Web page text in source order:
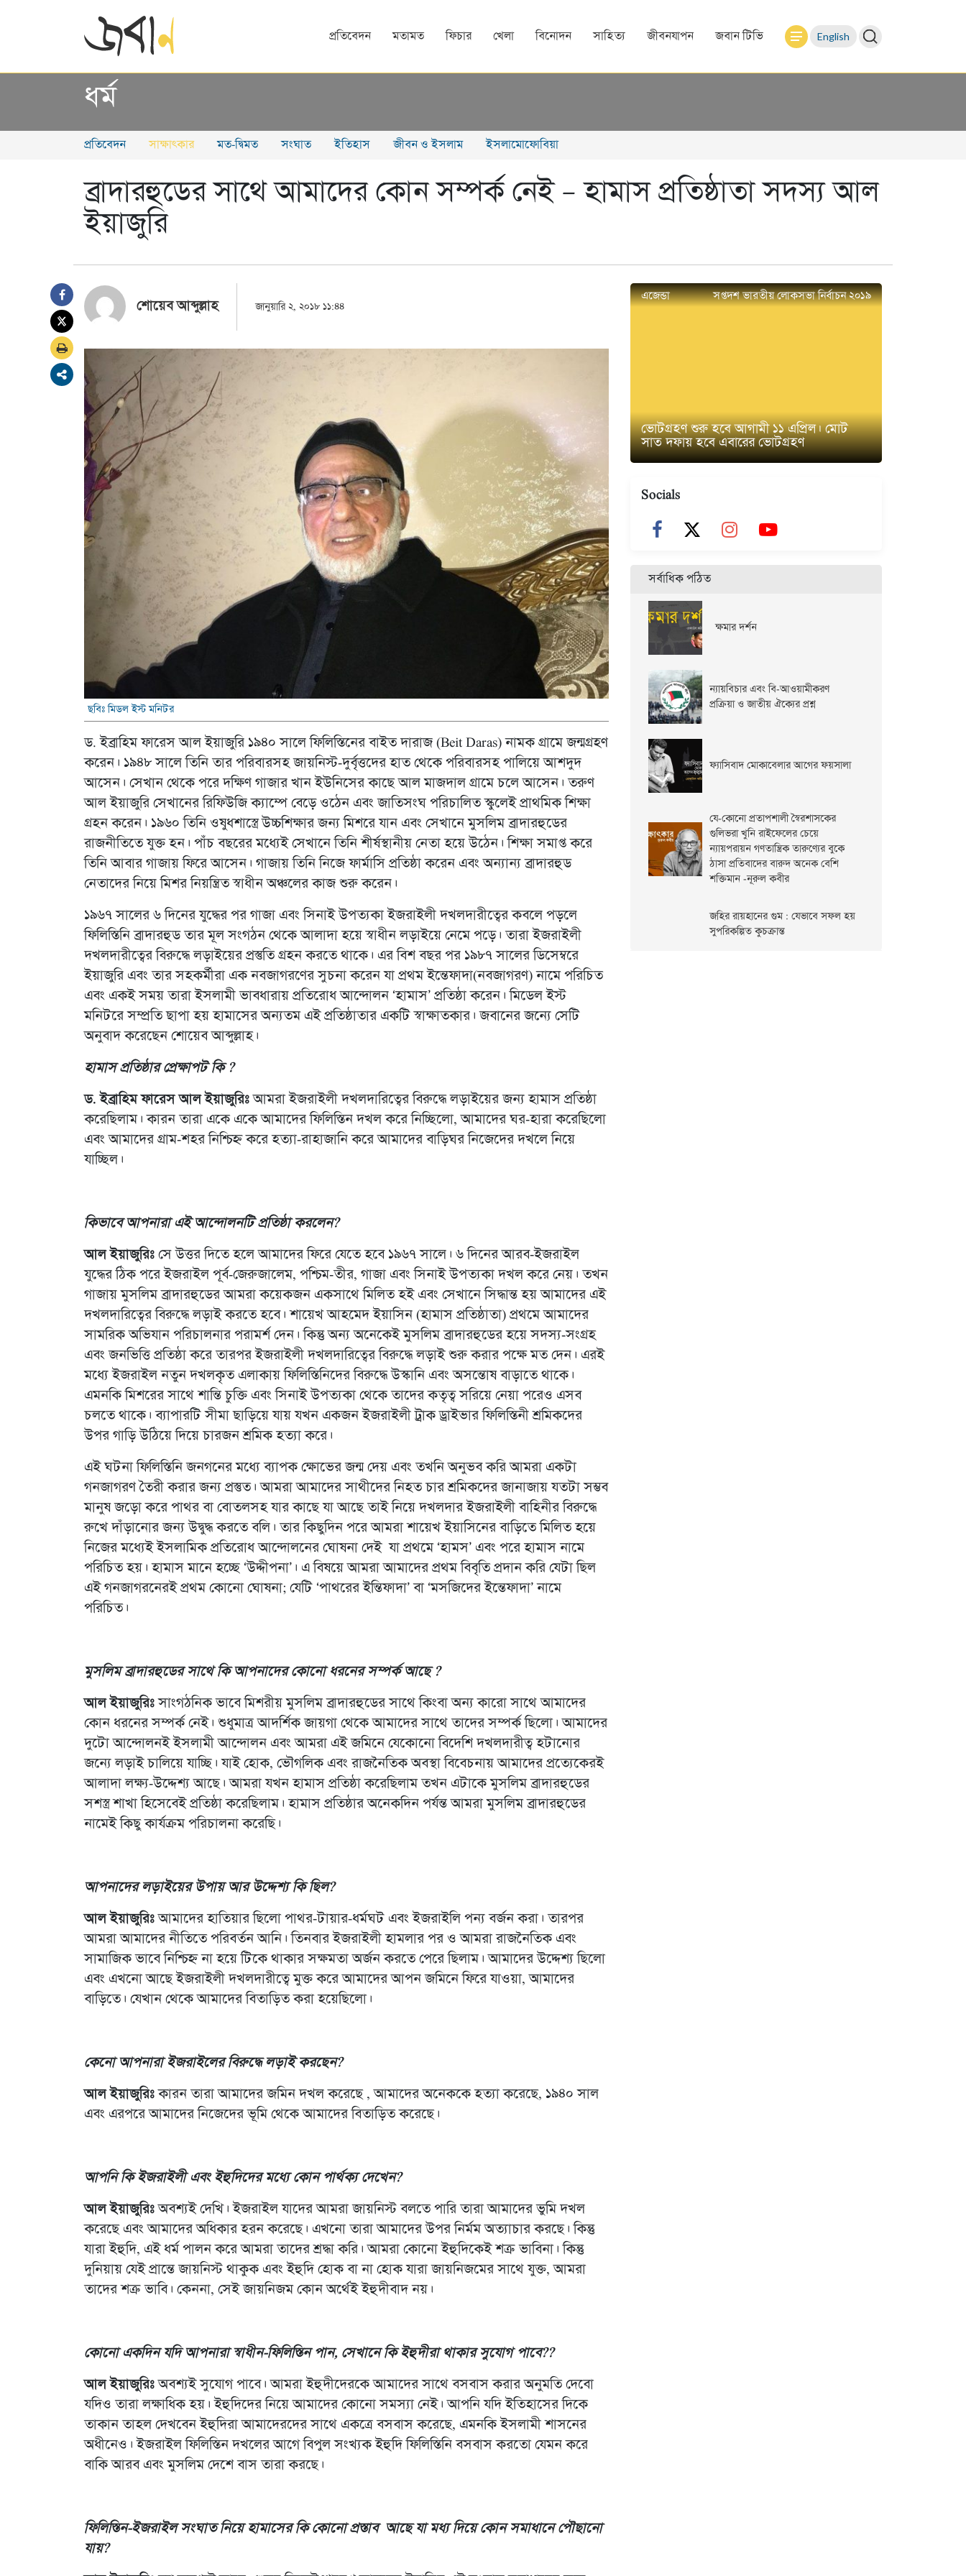
প্রতিবেদন মতামত ফিচার খেলা বিনোদন সাহিত্য জীবনযাপন জবান টিভি English
ধর্ম
প্রতিবেদন সাক্ষাৎকার মত-দ্বিমত সংঘাত ইতিহাস জীবন ও ইসলাম ইসলামোফোবিয়া
ব্রাদারহুডের সাথে আমাদের কোন সম্পর্ক নেই – হামাস প্রতিষ্ঠাতা সদস্য আল
ইয়াজুরি
শোয়েব আব্দুল্লাহ জানুয়ারি ২, ২০১৮ ১১:৪৪
ছবিঃ মিডল ইস্ট মনিটর
ড. ইব্রাহিম ফারেস আল ইয়াজুরি ১৯৪০ সালে ফিলিস্তিনের বাইত দারাজ (Beit Daras) নামক গ্রামে জন্মগ্রহণ
করেন। ১৯৪৮ সালে তিনি তার পরিবারসহ জায়নিস্ট-দুর্বৃত্তদের হাত থেকে পরিবারসহ পালিয়ে আশদুদ
আসেন। সেখান থেকে পরে দক্ষিণ গাজার খান ইউনিসের কাছে আল মাজদাল গ্রামে চলে আসেন। তরুণ
আল ইয়াজুরি সেখানের রিফিউজি ক্যাম্পে বেড়ে ওঠেন এবং জাতিসংঘ পরিচালিত স্কুলেই প্রাথমিক শিক্ষা
গ্রহন করেন। ১৯৬০ তিনি ওষুধশাস্ত্রে উচ্চশিক্ষার জন্য মিশরে যান এবং সেখানে মুসলিম ব্রাদারহুডের
রাজনীতিতে যুক্ত হন। পাঁচ বছরের মধ্যেই সেখানে তিনি শীর্ষস্থানীয় নেতা হয়ে উঠেন। শিক্ষা সমাপ্ত করে
তিনি আবার গাজায় ফিরে আসেন। গাজায় তিনি নিজে ফার্মাসি প্রতিষ্ঠা করেন এবং অন্যান্য ব্রাদারহুড
নেতাদের নিয়ে মিশর নিয়ন্ত্রিত স্বাধীন অঞ্চলের কাজ শুরু করেন।
১৯৬৭ সালের ৬ দিনের যুদ্ধের পর গাজা এবং সিনাই উপত্যকা ইজরাইলী দখলদারীত্বের কবলে পড়লে
ফিলিস্তিনি ব্রাদারহুড তার মূল সংগঠন থেকে আলাদা হয়ে স্বাধীন লড়াইয়ে নেমে পড়ে। তারা ইজরাইলী
দখলদারীত্বের বিরুদ্ধে লড়াইয়ের প্রস্তুতি গ্রহন করতে থাকে। এর বিশ বছর পর ১৯৮৭ সালের ডিসেম্বরে
ইয়াজুরি এবং তার সহকর্মীরা এক নবজাগরণের সুচনা করেন যা প্রথম ইন্তেফাদা(নবজাগরণ) নামে পরিচিত
এবং একই সময় তারা ইসলামী ভাবধারায় প্রতিরোধ আন্দোলন ‘হামাস’ প্রতিষ্ঠা করেন। মিডেল ইস্ট
মনিটরে সম্প্রতি ছাপা হয় হামাসের অন্যতম এই প্রতিষ্ঠাতার একটি স্বাক্ষাতকার। জবানের জন্যে সেটি
অনুবাদ করেছেন শোয়েব আব্দুল্লাহ।
হামাস প্রতিষ্ঠার প্রেক্ষাপট কি ?
ড. ইব্রাহিম ফারেস আল ইয়াজুরিঃ আমরা ইজরাইলী দখলদারিত্বের বিরুদ্ধে লড়াইয়ের জন্য হামাস প্রতিষ্ঠা
করেছিলাম। কারন তারা একে একে আমাদের ফিলিস্তিন দখল করে নিচ্ছিলো, আমাদের ঘর-হারা করেছিলো
এবং আমাদের গ্রাম-শহর নিশ্চিহ্ন করে হত্যা-রাহাজানি করে আমাদের বাড়িঘর নিজেদের দখলে নিয়ে
যাচ্ছিল।
কিভাবে আপনারা এই আন্দোলনটি প্রতিষ্ঠা করলেন?
আল ইয়াজুরিঃ সে উত্তর দিতে হলে আমাদের ফিরে যেতে হবে ১৯৬৭ সালে। ৬ দিনের আরব-ইজরাইল
যুদ্ধের ঠিক পরে ইজরাইল পূর্ব-জেরুজালেম, পশ্চিম-তীর, গাজা এবং সিনাই উপত্যকা দখল করে নেয়। তখন
গাজায় মুসলিম ব্রাদারহুডের আমরা কয়েকজন একসাথে মিলিত হই এবং সেখানে সিদ্ধান্ত হয় আমাদের এই
দখলদারিত্বের বিরুদ্ধে লড়াই করতে হবে। শায়েখ আহমেদ ইয়াসিন (হামাস প্রতিষ্ঠাতা) প্রথমে আমাদের
সামরিক অভিযান পরিচালনার পরামর্শ দেন। কিন্তু অন্য অনেকেই মুসলিম ব্রাদারহুডের হয়ে সদস্য-সংগ্রহ
এবং জনভিত্তি প্রতিষ্ঠা করে তারপর ইজরাইলী দখলদারিত্বের বিরুদ্ধে লড়াই শুরু করার পক্ষে মত দেন। এরই
মধ্যে ইজরাইল নতুন দখলকৃত এলাকায় ফিলিস্তিনিদের বিরুদ্ধে উস্কানি এবং অসন্তোষ বাড়াতে থাকে।
এমনকি মিশরের সাথে শান্তি চুক্তি এবং সিনাই উপত্যকা থেকে তাদের কতৃত্ব সরিয়ে নেয়া পরেও এসব
চলতে থাকে। ব্যাপারটি সীমা ছাড়িয়ে যায় যখন একজন ইজরাইলী ট্রাক ড্রাইভার ফিলিস্তিনী শ্রমিকদের
উপর গাড়ি উঠিয়ে দিয়ে চারজন শ্রমিক হত্যা করে।
এই ঘটনা ফিলিস্তিনি জনগনের মধ্যে ব্যাপক ক্ষোভের জন্ম দেয় এবং তখনি অনুভব করি আমরা একটা
গনজাগরণ তৈরী করার জন্য প্রস্তুত। আমরা আমাদের সাথীদের নিহত চার শ্রমিকদের জানাজায় যতটা সম্ভব
মানুষ জড়ো করে পাথর বা বোতলসহ যার কাছে যা আছে তাই নিয়ে দখলদার ইজরাইলী বাহিনীর বিরুদ্ধে
রুখে দাঁড়ানোর জন্য উদ্বুদ্ধ করতে বলি। তার কিছুদিন পরে আমরা শায়েখ ইয়াসিনের বাড়িতে মিলিত হয়ে
নিজের মধ্যেই ইসলামিক প্রতিরোধ আন্দোলনের ঘোষনা দেই যা প্রথমে ‘হামস’ এবং পরে হামাস নামে
পরিচিত হয়। হামাস মানে হচ্ছে ‘উদ্দীপনা’। এ বিষয়ে আমরা আমাদের প্রথম বিবৃতি প্রদান করি যেটা ছিল
এই গনজাগরনেরই প্রথম কোনো ঘোষনা; যেটি ‘পাথরের ইন্তিফাদা’ বা ‘মসজিদের ইন্তেফাদা’ নামে
পরিচিত।
মুসলিম ব্রাদারহুডের সাথে কি আপনাদের কোনো ধরনের সম্পর্ক আছে ?
আল ইয়াজুরিঃ সাংগঠনিক ভাবে মিশরীয় মুসলিম ব্রাদারহুডের সাথে কিংবা অন্য কারো সাথে আমাদের
কোন ধরনের সম্পর্ক নেই। শুধুমাত্র আদর্শিক জায়গা থেকে আমাদের সাথে তাদের সম্পর্ক ছিলো। আমাদের
দুটো আন্দোলনই ইসলামী আন্দোলন এবং আমরা এই জমিনে যেকোনো বিদেশি দখলদারীত্ব হটানোর
জন্যে লড়াই চালিয়ে যাচ্ছি। যাই হোক, ভৌগলিক এবং রাজনৈতিক অবস্থা বিবেচনায় আমাদের প্রত্যেকেরই
আলাদা লক্ষ্য-উদ্দেশ্য আছে। আমরা যখন হামাস প্রতিষ্ঠা করেছিলাম তখন এটাকে মুসলিম ব্রাদারহুডের
সশস্ত্র শাখা হিসেবেই প্রতিষ্ঠা করেছিলাম। হামাস প্রতিষ্ঠার অনেকদিন পর্যন্ত আমরা মুসলিম ব্রাদারহুডের
নামেই কিছু কার্যক্রম পরিচালনা করেছি।
আপনাদের লড়াইয়ের উপায় আর উদ্দেশ্য কি ছিল?
আল ইয়াজুরিঃ আমাদের হাতিয়ার ছিলো পাথর-টায়ার-ধর্মঘট এবং ইজরাইলি পন্য বর্জন করা। তারপর
আমরা আমাদের নীতিতে পরিবর্তন আনি। তিনবার ইজরাইলী হামলার পর ও আমরা রাজনৈতিক এবং
সামাজিক ভাবে নিশ্চিহ্ন না হয়ে টিকে থাকার সক্ষমতা অর্জন করতে পেরে ছিলাম। আমাদের উদ্দেশ্য ছিলো
এবং এখনো আছে ইজরাইলী দখলদারীত্বে মুক্ত করে আমাদের আপন জমিনে ফিরে যাওয়া, আমাদের
বাড়িতে। যেখান থেকে আমাদের বিতাড়িত করা হয়েছিলো।
কেনো আপনারা ইজরাইলের বিরুদ্ধে লড়াই করছেন?
আল ইয়াজুরিঃ কারন তারা আমাদের জমিন দখল করেছে , আমাদের অনেককে হত্যা করেছে, ১৯৪০ সাল
এবং এরপরে আমাদের নিজেদের ভূমি থেকে আমাদের বিতাড়িত করেছে।
আপনি কি ইজরাইলী এবং ইহুদিদের মধ্যে কোন পার্থক্য দেখেন?
আল ইয়াজুরিঃ অবশ্যই দেখি। ইজরাইল যাদের আমরা জায়নিস্ট বলতে পারি তারা আমাদের ভুমি দখল
করেছে এবং আমাদের অধিকার হরন করেছে। এখনো তারা আমাদের উপর নির্মম অত্যাচার করছে। কিন্তু
যারা ইহুদি, এই ধর্ম পালন করে আমরা তাদের শ্রদ্ধা করি। আমরা কোনো ইহুদিকেই শত্রু ভাবিনা। কিন্তু
দুনিয়ায় যেই প্রান্তে জায়নিস্ট থাকুক এবং ইহুদি হোক বা না হোক যারা জায়নিজমের সাথে যুক্ত, আমরা
তাদের শত্রু ভাবি। কেননা, সেই জায়নিজম কোন অর্থেই ইহুদীবাদ নয়।
কোনো একদিন যদি আপনারা স্বাধীন-ফিলিস্তিন পান, সেখানে কি ইহুদীরা থাকার সুযোগ পাবে??
আল ইয়াজুরিঃ অবশ্যই সুযোগ পাবে। আমরা ইহুদীদেরকে আমাদের সাথে বসবাস করার অনুমতি দেবো
যদিও তারা লক্ষাধিক হয়। ইহুদিদের নিয়ে আমাদের কোনো সমস্যা নেই। আপনি যদি ইতিহাসের দিকে
তাকান তাহল দেখবেন ইহুদিরা আমাদেরদের সাথে একত্রে বসবাস করেছে, এমনকি ইসলামী শাসনের
অধীনেও। ইজরাইল ফিলিস্তিন দখলের আগে বিপুল সংখ্যক ইহুদি ফিলিস্তিনি বসবাস করতো যেমন করে
বাকি আরব এবং মুসলিম দেশে বাস তারা করছে।
ফিলিস্তিন-ইজরাইল সংঘাত নিয়ে হামাসের কি কোনো প্রস্তাব আছে যা মধ্য দিয়ে কোন সমাধানে পৌছানো
যায়?
এজেন্ডা সপ্তদশ ভারতীয় লোকসভা নির্বাচন ২০১৯
ভোটগ্রহণ শুরু হবে আগামী ১১ এপ্রিল। মোট
সাত দফায় হবে এবারের ভোটগ্রহণ
Socials
সর্বাধিক পঠিত
ক্ষমার দর্শন
ন্যায়বিচার এবং বি-আওয়ামীকরণ
প্রক্রিয়া ও জাতীয় ঐক্যের প্রশ্ন
ফ্যাসিবাদ মোকাবেলার আগের ফয়সালা
যে-কোনো প্রতাপশালী স্বৈরশাসকের
গুলিভরা খুনি রাইফেলের চেয়ে
ন্যায়পরায়ন গণতান্ত্রিক তারুণ্যের বুকে
ঠাসা প্রতিবাদের বারুদ অনেক বেশি
শক্তিমান -নূরুল কবীর
জহির রায়হানের গুম : যেভাবে সফল হয়
সুপরিকল্পিত কুচক্রান্ত